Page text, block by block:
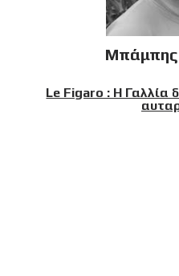
Μπάμπης
Le Figaro : Η Γαλλία